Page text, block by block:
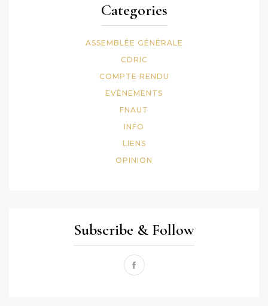
Categories
ASSEMBLÉE GÉNÉRALE
CDRIC
COMPTE RENDU
EVÈNEMENTS
FNAUT
INFO
LIENS
OPINION
Subscribe & Follow